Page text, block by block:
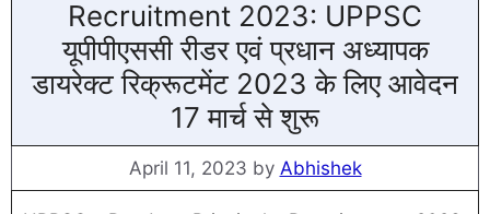
Recruitment 2023: UPPSC
यूपीपीएससी रीडर एवं प्रधान अध्यापक
डायरेक्ट रिक्रूटमेंट 2023 के लिए आवेदन
17 मार्च से शुरू
April 11, 2023 by Abhishek